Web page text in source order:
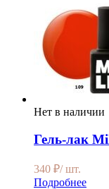
Нет в наличии
Гель-лак
340 ₽/ шт.
Подробнее